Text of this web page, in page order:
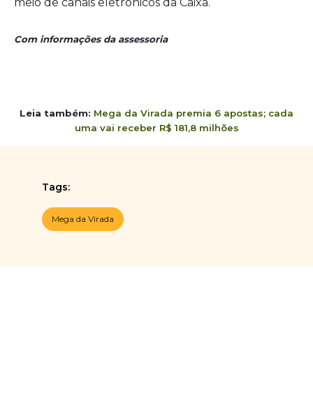
Com informações da assessoria
Leia também: Mega da Virada premia 6 apostas; cada
uma vai receber R$ 181,8 milhões
Tags:
Mega da Virada